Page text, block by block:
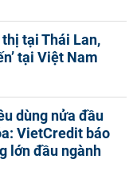
tại Thái Lan,
tại Việt Nam
dùng nửa đầu
VietCredit báo
lớn đầu ngành